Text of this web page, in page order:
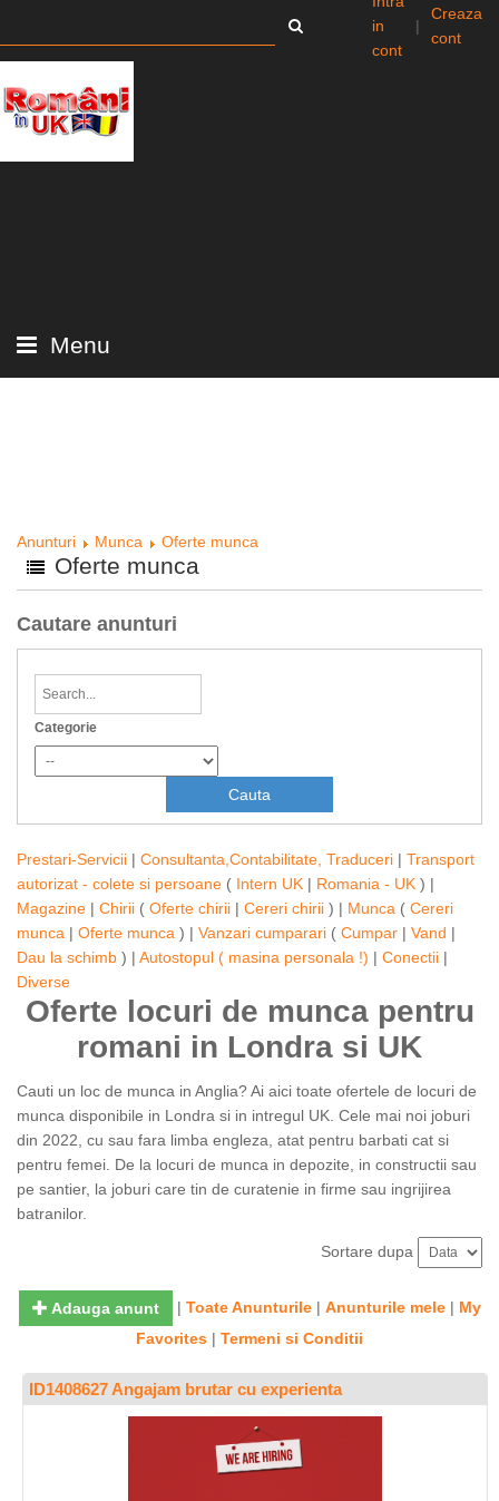
in
cont
|
Creaza
cont
Menu
Anunturi Munca Oferte munca
Oferte munca
Cautare anunturi
Categorie
Prestari-Servicii | Consultanta,Contabilitate, Traduceri | Transport
autorizat - colete si persoane ( Intern UK | Romania - UK ) |
Magazine | Chirii ( Oferte chirii | Cereri chirii ) | Munca ( Cereri
munca | Oferte munca ) | Vanzari cumparari ( Cumpar | Vand |
Dau la schimb ) | Autostopul ( masina personala !) | Conectii |
Diverse
Oferte locuri de munca pentru
romani in Londra si UK
Cauti un loc de munca in Anglia? Ai aici toate ofertele de locuri de
munca disponibile in Londra si in intregul UK. Cele mai noi joburi
din 2022, cu sau fara limba engleza, atat pentru barbati cat si
pentru femei. De la locuri de munca in depozite, in constructii sau
pe santier, la joburi care tin de curatenie in firme sau ingrijirea
batranilor.
Sortare dupa
Adauga anunt | Toate Anunturile| Anunturile mele| My
Favorites | Termeni si Conditii
ID1408627 Angajam brutar cu experienta